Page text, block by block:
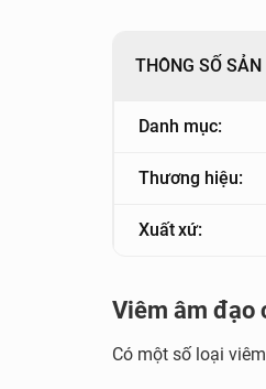
THÔNG SỐ
Danh mục:
Thương hiệu:
Xuất xứ:
Viêm âm đạo
Có một số loại